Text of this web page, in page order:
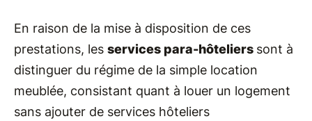
En raison de la mise à disposition de ces
prestations, les services para-hôteliers sont à
distinguer du régime de la simple location
meublée, consistant quant à louer un logement
sans ajouter de services hôteliers